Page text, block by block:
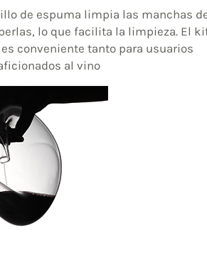
de espuma limpia las manchas
lo que facilita la limpieza. El
conveniente tanto para usuarios
al vino